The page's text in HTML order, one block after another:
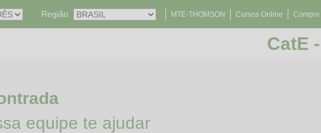
Região MTE-THOMSON Cursos Online Compre
CatE
equipe te ajudar